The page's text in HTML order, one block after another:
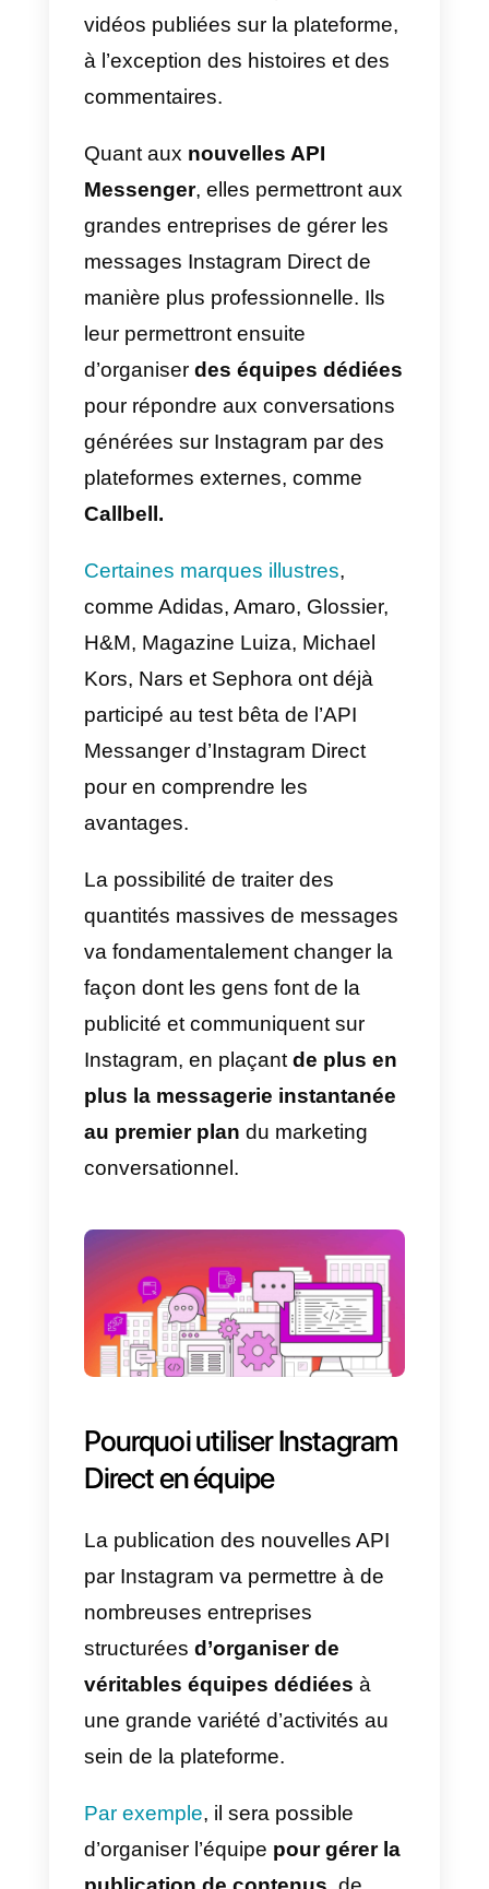
5) Modérer les commentaires et
les réponses associées:
cette fonctionnalité, vous pouvez
activer/désactiver les
commentaires liés au contenu
Instagram ou les masquer, les
supprimer ou y répondre;
6) Mesurer les interactions
les médias et les profils:
gérer, par exemple, qui nous
suivons ou cessons de suivre,
de lecture pour vérifier l’état du
suivi des relations entre les
utilisateurs;
7) Découverte de contenu
médiatique avec des hashtags:
les hashtags sont peut-être
l’option la plus puissante pour un
annonceur, l’API vous permet
donc de connaître des
informations sur les hashtags
telles que leur contenu total
disponible, leur popularité ou
vous permet de spécifier un
de recherche dans les hashtags;
8) Découvrir les mentions:
possible d’identifier les mentions
contenues dans les photos et les
vidéos publiées sur la plateforme,
à l’exception des histoires et des
commentaires.
Quant auxnouvelles API
Messenger, elles permettront
grandes entreprises de gérer les
messages Instagram Direct de
manière plus professionnelle. Ils
leur permettront ensuite
d’organiserdes équipes
pour répondre aux conversations